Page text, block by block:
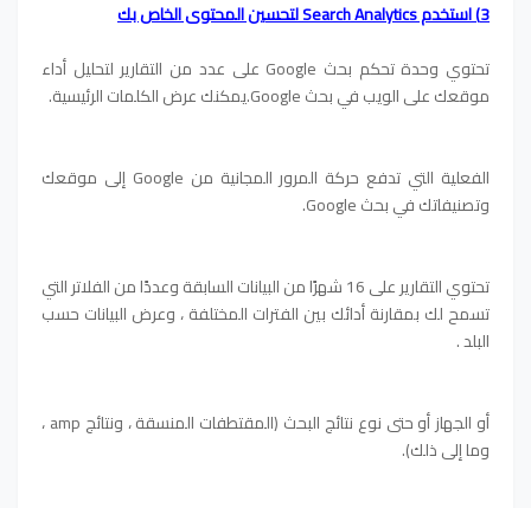
3) استخدم Search Analytics لتحسين المحتوى الخاص بك
تحتوي وحدة تحكم بحث Google على عدد من التقارير لتحليل أداء
موقعك على الويب في بحث Google.يمكنك عرض الكلمات الرئيسية.
الفعلية التي تدفع حركة المرور المجانية من Google إلى موقعك
وتصنيفاتك في بحث Google.
تحتوي التقارير على 16 شهرًا من البيانات السابقة وعددًا من الفلاتر التي
تسمح لك بمقارنة أدائك بين الفترات المختلفة ، وعرض البيانات حسب
البلد .
أو الجهاز أو حتى نوع نتائج البحث (المقتطفات المنسقة ، ونتائج amp ،
وما إلى ذلك).